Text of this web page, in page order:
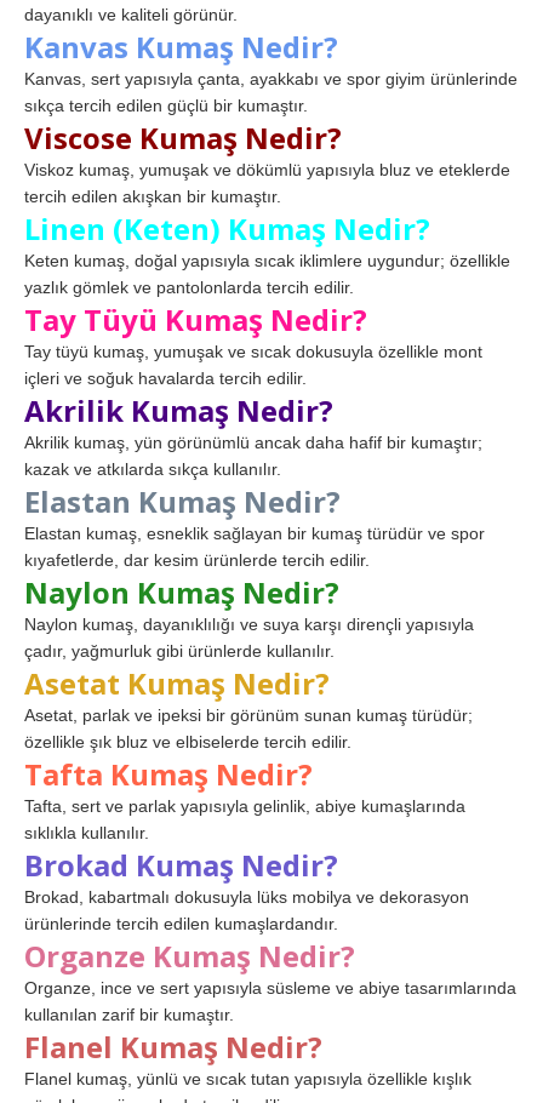
dayanıklı ve kaliteli görünür.
Kanvas Kumaş Nedir?
Kanvas, sert yapısıyla çanta, ayakkabı ve spor giyim ürünlerinde
sıkça tercih edilen güçlü bir kumaştır.
Viscose Kumaş Nedir?
Viskoz kumaş, yumuşak ve dökümlü yapısıyla bluz ve eteklerde
tercih edilen akışkan bir kumaştır.
Linen (Keten) Kumaş Nedir?
Keten kumaş, doğal yapısıyla sıcak iklimlere uygundur; özellikle
yazlık gömlek ve pantolonlarda tercih edilir.
Tay Tüyü Kumaş Nedir?
Tay tüyü kumaş, yumuşak ve sıcak dokusuyla özellikle mont
içleri ve soğuk havalarda tercih edilir.
Akrilik Kumaş Nedir?
Akrilik kumaş, yün görünümlü ancak daha hafif bir kumaştır;
kazak ve atkılarda sıkça kullanılır.
Elastan Kumaş Nedir?
Elastan kumaş, esneklik sağlayan bir kumaş türüdür ve spor
kıyafetlerde, dar kesim ürünlerde tercih edilir.
Naylon Kumaş Nedir?
Naylon kumaş, dayanıklılığı ve suya karşı dirençli yapısıyla
çadır, yağmurluk gibi ürünlerde kullanılır.
Asetat Kumaş Nedir?
Asetat, parlak ve ipeksi bir görünüm sunan kumaş türüdür;
özellikle şık bluz ve elbiselerde tercih edilir.
Tafta Kumaş Nedir?
Tafta, sert ve parlak yapısıyla gelinlik, abiye kumaşlarında
sıklıkla kullanılır.
Brokad Kumaş Nedir?
Brokad, kabartmalı dokusuyla lüks mobilya ve dekorasyon
ürünlerinde tercih edilen kumaşlardandır.
Organze Kumaş Nedir?
Organze, ince ve sert yapısıyla süsleme ve abiye tasarımlarında
kullanılan zarif bir kumaştır.
Flanel Kumaş Nedir?
Flanel kumaş, yünlü ve sıcak tutan yapısıyla özellikle kışlık